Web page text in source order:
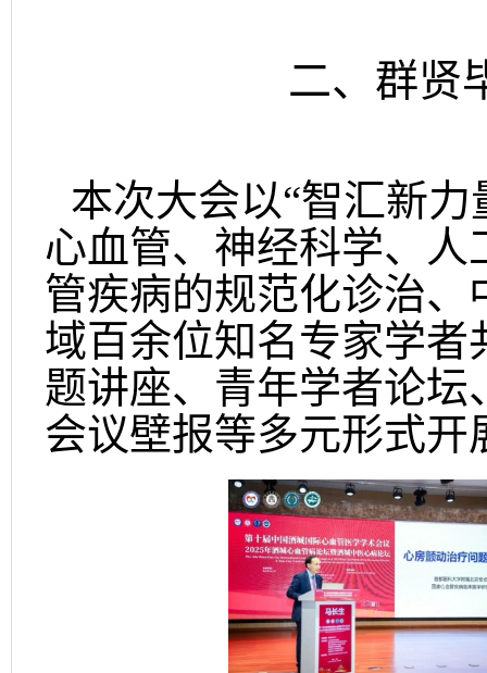
二、群贤
本次大会以“智汇新
心血管、神经科学、
管疾病的规范化诊治
域百余位知名专家学
题讲座、青年学者论
会议壁报等多元形式开